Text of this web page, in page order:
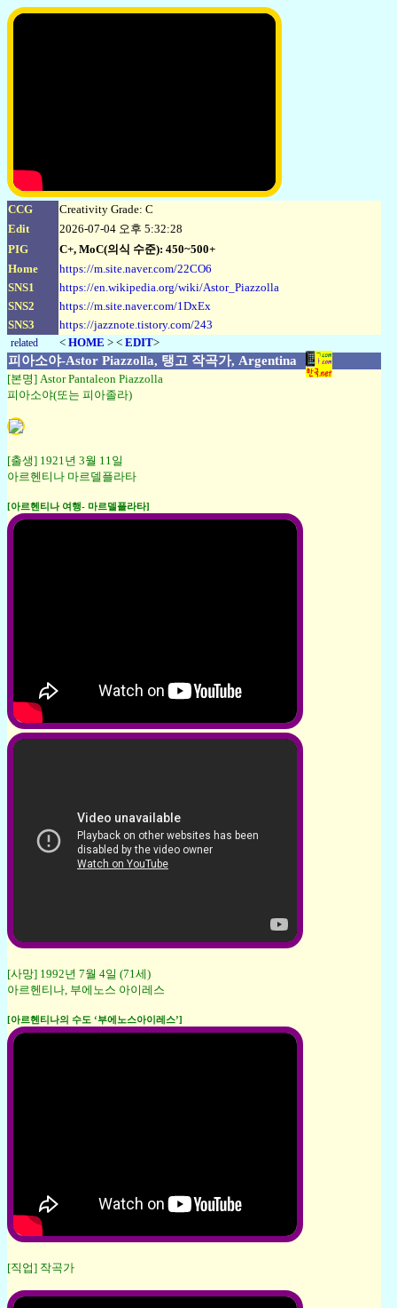
CCG
Creativity Grade: C
Edit
2026-07-04 오후 5:32:28
PIG
C+, MoC(의식 수준): 450~500+
Home
https://m.site.naver.com/22CO6
SNS1
https://en.wikipedia.org/wiki/Astor_Piazzolla
SNS2
https://m.site.naver.com/1DxEx
SNS3
https://jazznote.tistory.com/243
related < HOME > < EDIT>
피아소야-Astor Piazzolla, 탱고 작곡가, Argentina
[본명] Astor Pantaleon Piazzolla
피아소야(또는 피아졸라)
[출생] 1921년 3월 11일
아르헨티나 마르델플라타
[아르헨티나 여행- 마르델플라타]
[사망] 1992년 7월 4일 (71세)
아르헨티나, 부에노스 아이레스
[아르헨티나의 수도 ‘부에노스아이레스’]
[직업] 작곡가